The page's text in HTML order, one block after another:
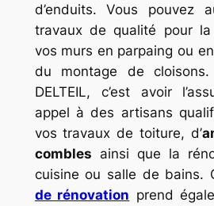
d’enduits. Vous pouvez
travaux de qualité pour
vos murs en parpaing ou
du montage de cloisons.
DELTEIL, c’est avoir
appel à des artisans
vos travaux de toiture, d’
combles ainsi que la
cuisine ou salle de bains.
de rénovation prend